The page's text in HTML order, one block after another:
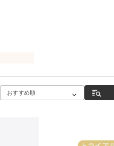
おすすめ順